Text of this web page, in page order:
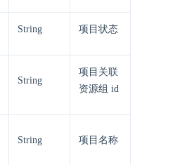
String 项目状态
String
项目关联
资源组 id
String 项目名称